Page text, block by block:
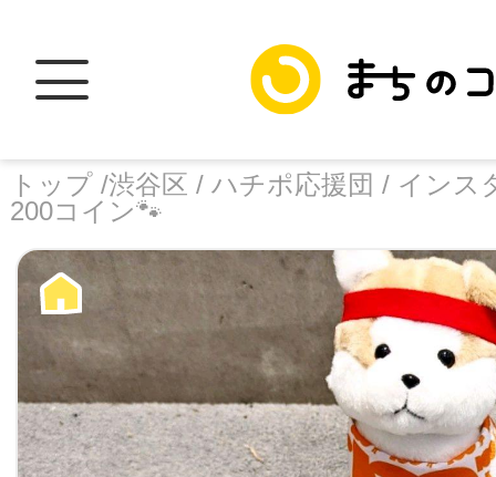
トップ /渋谷区 / ハチポ応援団 / インス
200コイン🐾
facebook
X
トップ
加盟スポットに